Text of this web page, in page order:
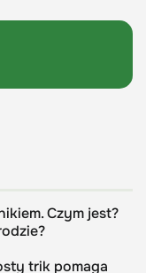
Czym jest?
trik pomaga